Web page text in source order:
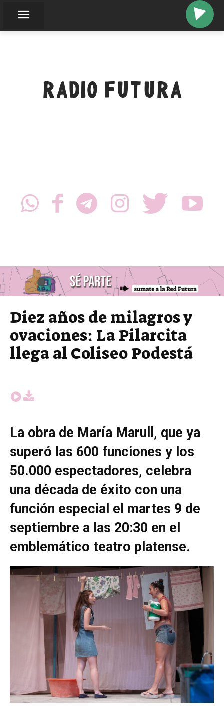
RADIO FUTURA
Diez años de milagros y
ovaciones: La Pilarcita
llega al Coliseo Podestá
La obra de María Marull, que ya
superó las 600 funciones y los
50.000 espectadores, celebra
una década de éxito con una
función especial el martes 9 de
septiembre a las 20:30 en el
emblemático teatro platense.